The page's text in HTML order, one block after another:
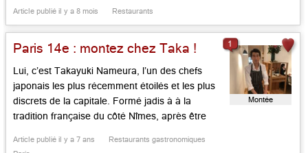
intimiste, sobre et design pour fins gourmets.
Après un parcours dans le Gard et la Drome, le
chef japonais […]...
Article publié il y a 8 mois Restaurants
Paris 14e : montez chez Taka !
Lui, c’est Takayuki Nameura, l’un des chefs
japonais les plus récemment étoilés et les plus
discrets de la capitale. Formé jadis à à la
tradition française du côté Nîmes, après être
propre table au Japon, l’exportant il y a deux
Article publié il y a 7 ans
Restaurants gastronomiques
Montée
1